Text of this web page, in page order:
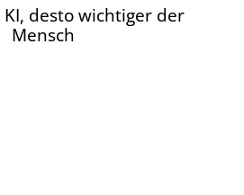
KI, desto wichtiger der
Mensch